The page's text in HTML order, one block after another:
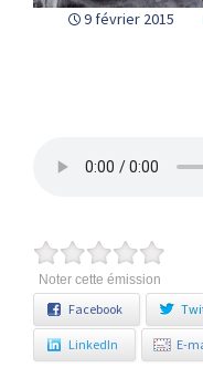
9 février 2015
Noter cette émission
Facebook
LinkedIn E-